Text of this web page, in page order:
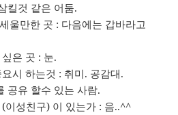
킬것 같은 어둠.
울만한 곳 : 다음에는 갑바라고
은 곳 : 눈.
시 하는것 : 취미. 공감대.
공유 할수 있는 사람.
이성친구) 이 있는가 : 음..^^